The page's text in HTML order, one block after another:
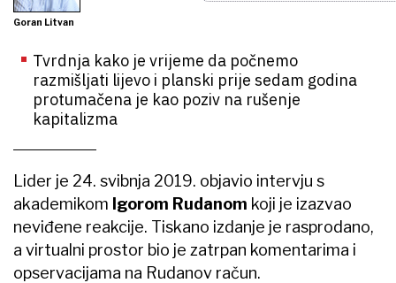
Goran Litvan
Tvrdnja kako je vrijeme da počnemo
razmišljati lijevo i planski prije sedam godina
protumačena je kao poziv na rušenje
kapitalizma
Lider je 24. svibnja 2019. objavio intervju s
akademikom Igorom Rudanom koji je izazvao
neviđene reakcije. Tiskano izdanje je rasprodano,
a virtualni prostor bio je zatrpan komentarima i
opservacijama na Rudanov račun.